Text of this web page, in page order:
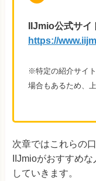
IIJmio公式サイ
https://
※特定の紹介サイ
場合もあるため、
次章ではこれらの
IIJmioがおすすめ
していきます。